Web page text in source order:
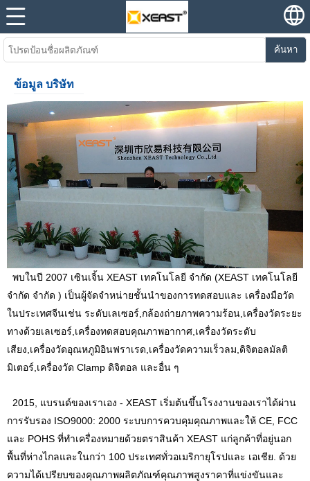
ค้นหา
ข้อมูล บริษัท
พบในปี 2007 เซินเจิ้น XEAST เทคโนโลยี จำกัด (XEAST เทคโนโลยี
จำกัด จำกัด ) เป็นผู้จัดจำหน่ายชั้นนำของการทดสอบและ เครื่องมือวัด
ในประเทศจีนเช่น ระดับเลเซอร์ กล้องถ่ายภาพความร้อน เครื่องวัดระยะ
ทางด้วยเลเซอร์ เครื่องทดสอบคุณภาพอากาศ เครื่องวัดระดับ
เสียง เครื่องวัดอุณหภูมิอินฟราเรด เครื่องวัดความเร็วลม ดิจิตอลมัลติ
มิเตอร์ เครื่องวัด Clamp ดิจิตอล และอื่น ๆ
2015, แบรนด์ของเราเอง - XEAST เริ่มต้นขึ้นโรงงานของเราได้ผ่าน
การรับรอง ISO9000: 2000 ระบบการควบคุมคุณภาพและให้ CE, FCC
และ POHS ที่ทำเครื่องหมายด้วยตราสินค้า XEAST แก่ลูกค้าที่อยู่นอก
พื้นที่ห่างไกลและในกว่า 100 ประเทศทั่วอเมริกายุโรปและ เอเชีย. ด้วย
ความได้เปรียบของคุณภาพผลิตภัณฑ์คุณภาพสูงราคาที่แข่งขันและ